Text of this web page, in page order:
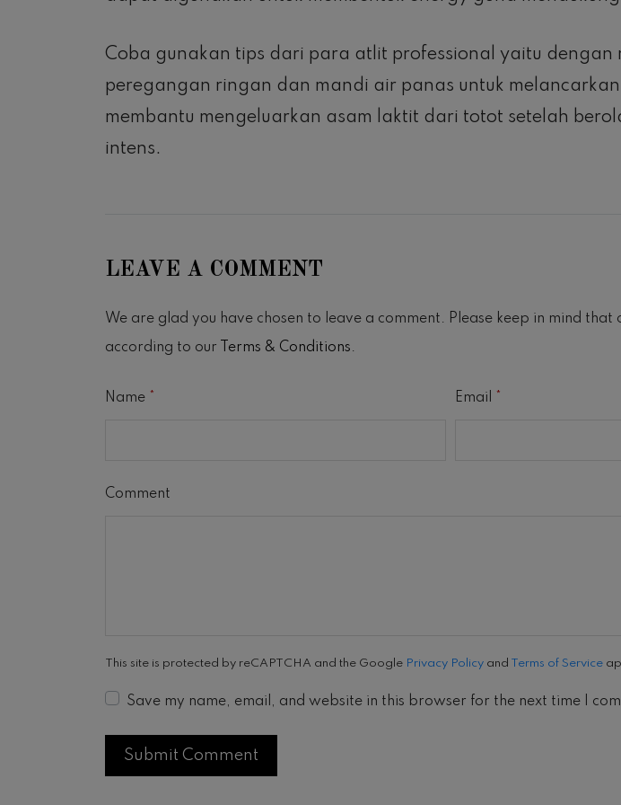
Coba gunakan tips dari para atlit professional yaitu dengan
peregangan ringan dan mandi air panas untuk
membantu mengeluarkan asam laktit dari totot setelah
intens.
LEAVE A COMMENT
We are glad you have chosen to leave a comment. Please keep in mind
according to our Terms & Conditions.
Name Email
Comment
This site is protected by reCAPTCHA and the Google Privacy Policy and Terms of Service
Save my name, email, and website in this browser for the next time I